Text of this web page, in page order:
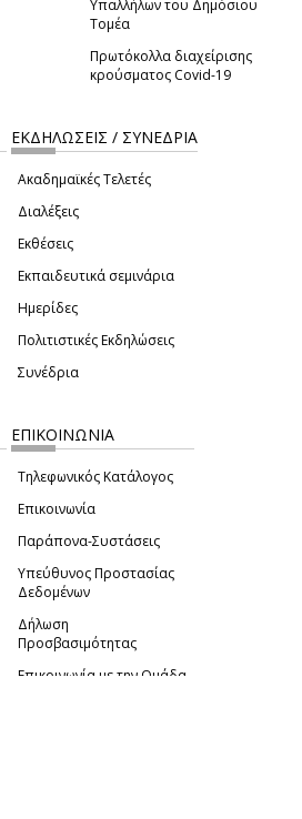
Υπαλλήλων του Δημόσιου
Τομέα
Πρωτόκολλα διαχείρισης
κρούσματος Covid-19
ΕΚΔΗΛΩΣΕΙΣ / ΣΥΝΕΔΡΙΑ
Ακαδημαϊκές Τελετές
Διαλέξεις
Εκθέσεις
Εκπαιδευτικά σεμινάρια
Ημερίδες
Πολιτιστικές Εκδηλώσεις
Συνέδρια
ΕΠΙΚΟΙΝΩΝΙΑ
Τηλεφωνικός Κατάλογος
Επικοινωνία
Παράπονα-Συστάσεις
Υπεύθυνος Προστασίας
Δεδομένων
Δήλωση
Προσβασιμότητας
Επικοινωνία με την Ομάδα